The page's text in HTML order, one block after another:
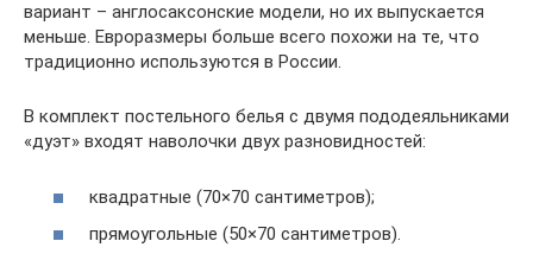
вариант – англосаксонские модели, но их выпускается
меньше. Евроразмеры больше всего похожи на те, что
традиционно используются в России.
В комплект постельного белья с двумя пододеяльниками
«дуэт» входят наволочки двух разновидностей:
квадратные (70×70 сантиметров);
прямоугольные (50×70 сантиметров).